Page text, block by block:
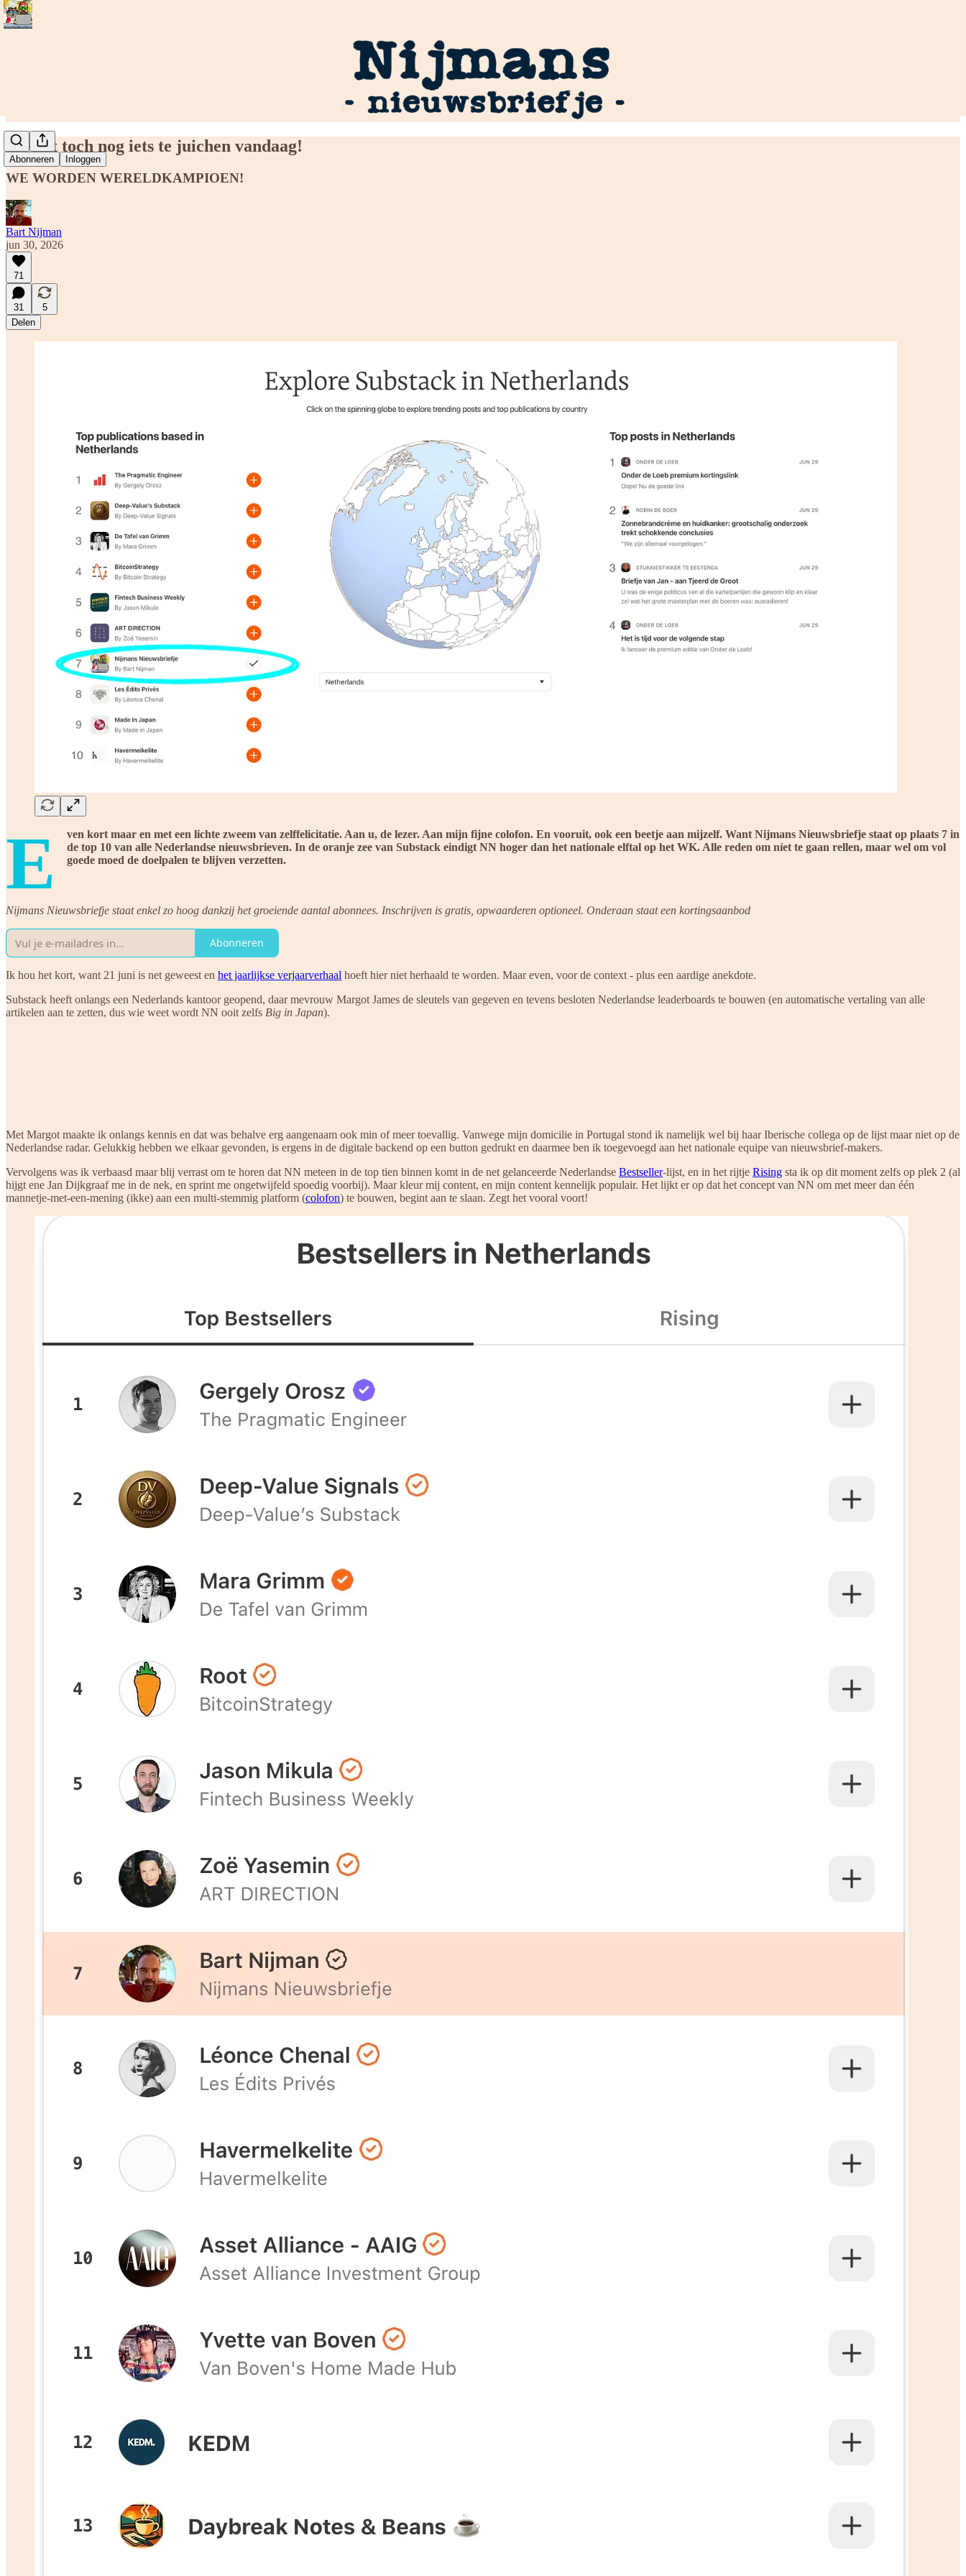
Abonneren Inloggen
Er valt toch nog iets te juichen vandaag!
WE WORDEN WERELDKAMPIOEN!
Bart Nijman
jun 30, 2026
71
31
5
Delen
E
ven kort maar en met een lichte zweem van zelffelicitatie. Aan u, de lezer. Aan mijn fijne colofon. En vooruit, ook een beetje aan mijzelf. Want Nijmans Nieuwsbriefje staat op plaats 7 in
de top 10 van alle Nederlandse nieuwsbrieven. In de oranje zee van Substack eindigt NN hoger dan het nationale elftal op het WK. Alle reden om níet te gaan rellen, maar wel om vol
goede moed de doelpalen te blijven verzetten.
Nijmans Nieuwsbriefje staat enkel zo hoog dankzij het groeiende aantal abonnees. Inschrijven is gratis, opwaarderen optioneel. Onderaan staat een kortingsaanbod
Abonneren
Ik hou het kort, want 21 juni is net geweest en het jaarlijkse verjaarverhaal hoeft hier niet herhaald te worden. Maar even, voor de context - plus een aardige anekdote.
Substack heeft onlangs een Nederlands kantoor geopend, daar mevrouw Margot James de sleutels van gegeven en tevens besloten Nederlandse leaderboards te bouwen (en automatische vertaling van alle
artikelen aan te zetten, dus wie weet wordt NN ooit zelfs Big in Japan).
Met Margot maakte ik onlangs kennis en dat was behalve erg aangenaam ook min of meer toevallig. Vanwege mijn domicilie in Portugal stond ik namelijk wel bij haar Iberische collega op de lijst maar niet op de
Nederlandse radar. Gelukkig hebben we elkaar gevonden, is ergens in de digitale backend op een button gedrukt en daarmee ben ik toegevoegd aan het nationale equipe van nieuwsbrief-makers.
Vervolgens was ik verbaasd maar blij verrast om te horen dat NN meteen in de top tien binnen komt in de net gelanceerde Nederlandse Bestseller-lijst, en in het rijtje Rising sta ik op dit moment zelfs op plek 2 (al
hijgt ene Jan Dijkgraaf me in de nek, en sprint me ongetwijfeld spoedig voorbij). Maar kleur mij content, en mijn content kennelijk populair. Het lijkt er op dat het concept van NN om met meer dan één
mannetje-met-een-mening (ikke) aan een multi-stemmig platform (colofon) te bouwen, begint aan te slaan. Zegt het vooral voort!